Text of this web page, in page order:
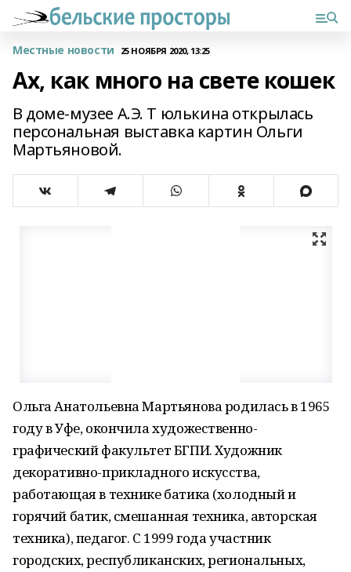
Местные новости 25 НОЯБРЯ 2020, 13:25
Ах, как много на свете кошек
В доме-музее А.Э. Т юлькина открылась
персональная выставка картин Ольги
Мартьяновой.
Ольга Анатольевна Мартьянова родилась в 1965
году в Уфе, окончила художественно-
графический факультет БГПИ. Художник
декоративно-прикладного искусства,
работающая в технике батика (холодный и
горячий батик, смешанная техника, авторская
техника), педагог. С 1999 года участник
городских, республиканских, региональных,